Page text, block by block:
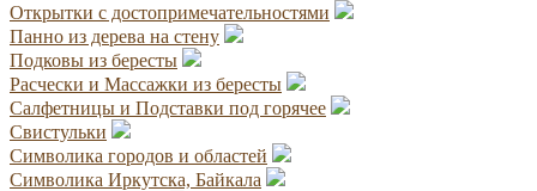
Открытки с достопримечательностями
Панно из дерева на стену
Подковы из бересты
Расчески и Массажки из бересты
Салфетницы и Подставки под горячее
Свистульки
Символика городов и областей
Символика Иркутска, Байкала